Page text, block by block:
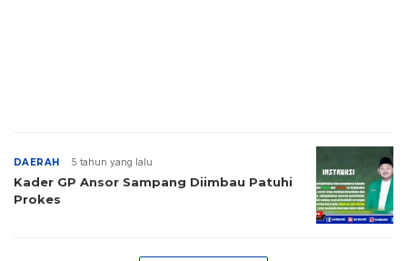
DAERAH 5 tahun yang lalu
Kader GP Ansor Sampang Diimbau Patuhi
Prokes